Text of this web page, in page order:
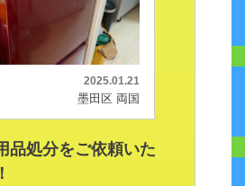
2025.01.21
墨田区 両国
品処分をご依頼いた